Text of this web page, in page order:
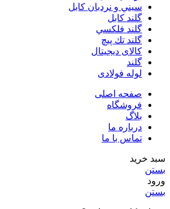
سيني و نردبان كابل
گلند كابل
گلند فلكسي
گلند تك پيچ
کالای دیجیتال
گلند
لوله فولادی
صفحه اصلی
فروشگاه
بلاگ
درباره ما
تماس با ما
سبد خرید
بستن
ورود
بستن